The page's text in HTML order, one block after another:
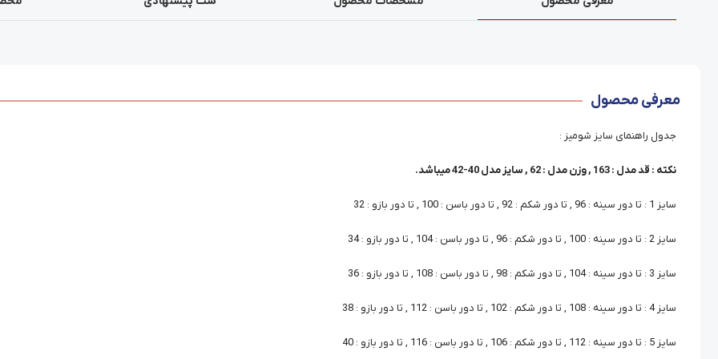
معرفی محصول
جدول راهنمای سایز شومیز :
نکته : قد مدل : 163 , وزن مدل : 62 , سایز مدل 40-42 میباشد.
سایز 1 : تا دور سینه : 96 , تا دور شکم : 92 , تا دور باسن : 100 , تا دور بازو : 32
سایز 2 : تا دور سینه : 100 , تا دور شکم : 96 , تا دور باسن : 104 , تا دور بازو : 34
سایز 3 : تا دور سینه : 104 , تا دور شکم : 98 , تا دور باسن : 108 , تا دور بازو : 36
سایز 4 : تا دور سینه : 108 , تا دور شکم : 102 , تا دور باسن : 112 , تا دور بازو : 38
سایز 5 : تا دور سینه : 112 , تا دور شکم : 106 , تا دور باسن : 116 , تا دور بازو : 40